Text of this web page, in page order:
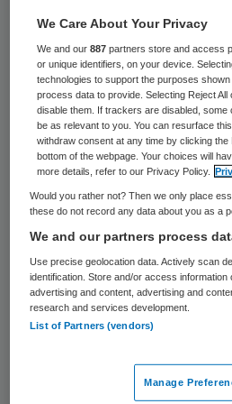
Een effectief
voor patiënten met de
en Colitis Ulcerosa komt
beschikbaar via de
dorpsapotheken. Nu
er helemaal voor naar de
ziekenhuisapotheek,
Het middel AcesTG
werd ondergebracht bij
ziekenhuisbudget, omdat
middel tegen leukemie.
tegen genoemde
niet als medicijn
We Care About Your Privacy
We and our887 partners store and access
or unique identifiers, on your device.
technologies to support the purposes
process data to provide. Selecting Reject
disable them. If trackers are disabled,
be as relevant to you. You can resurface
withdraw consent at any time by clicking
bottom of the webpage. Your choices will
more details, refer to our Privacy Policy.
Would you rather not? Then we only place
these do not record any data about you as a
We and our partners process
Use precise geolocation data. Actively scan
identification. Store and/or access information
advertising and content, advertising and
research and services development.
List of Partners (vendors)
Manage